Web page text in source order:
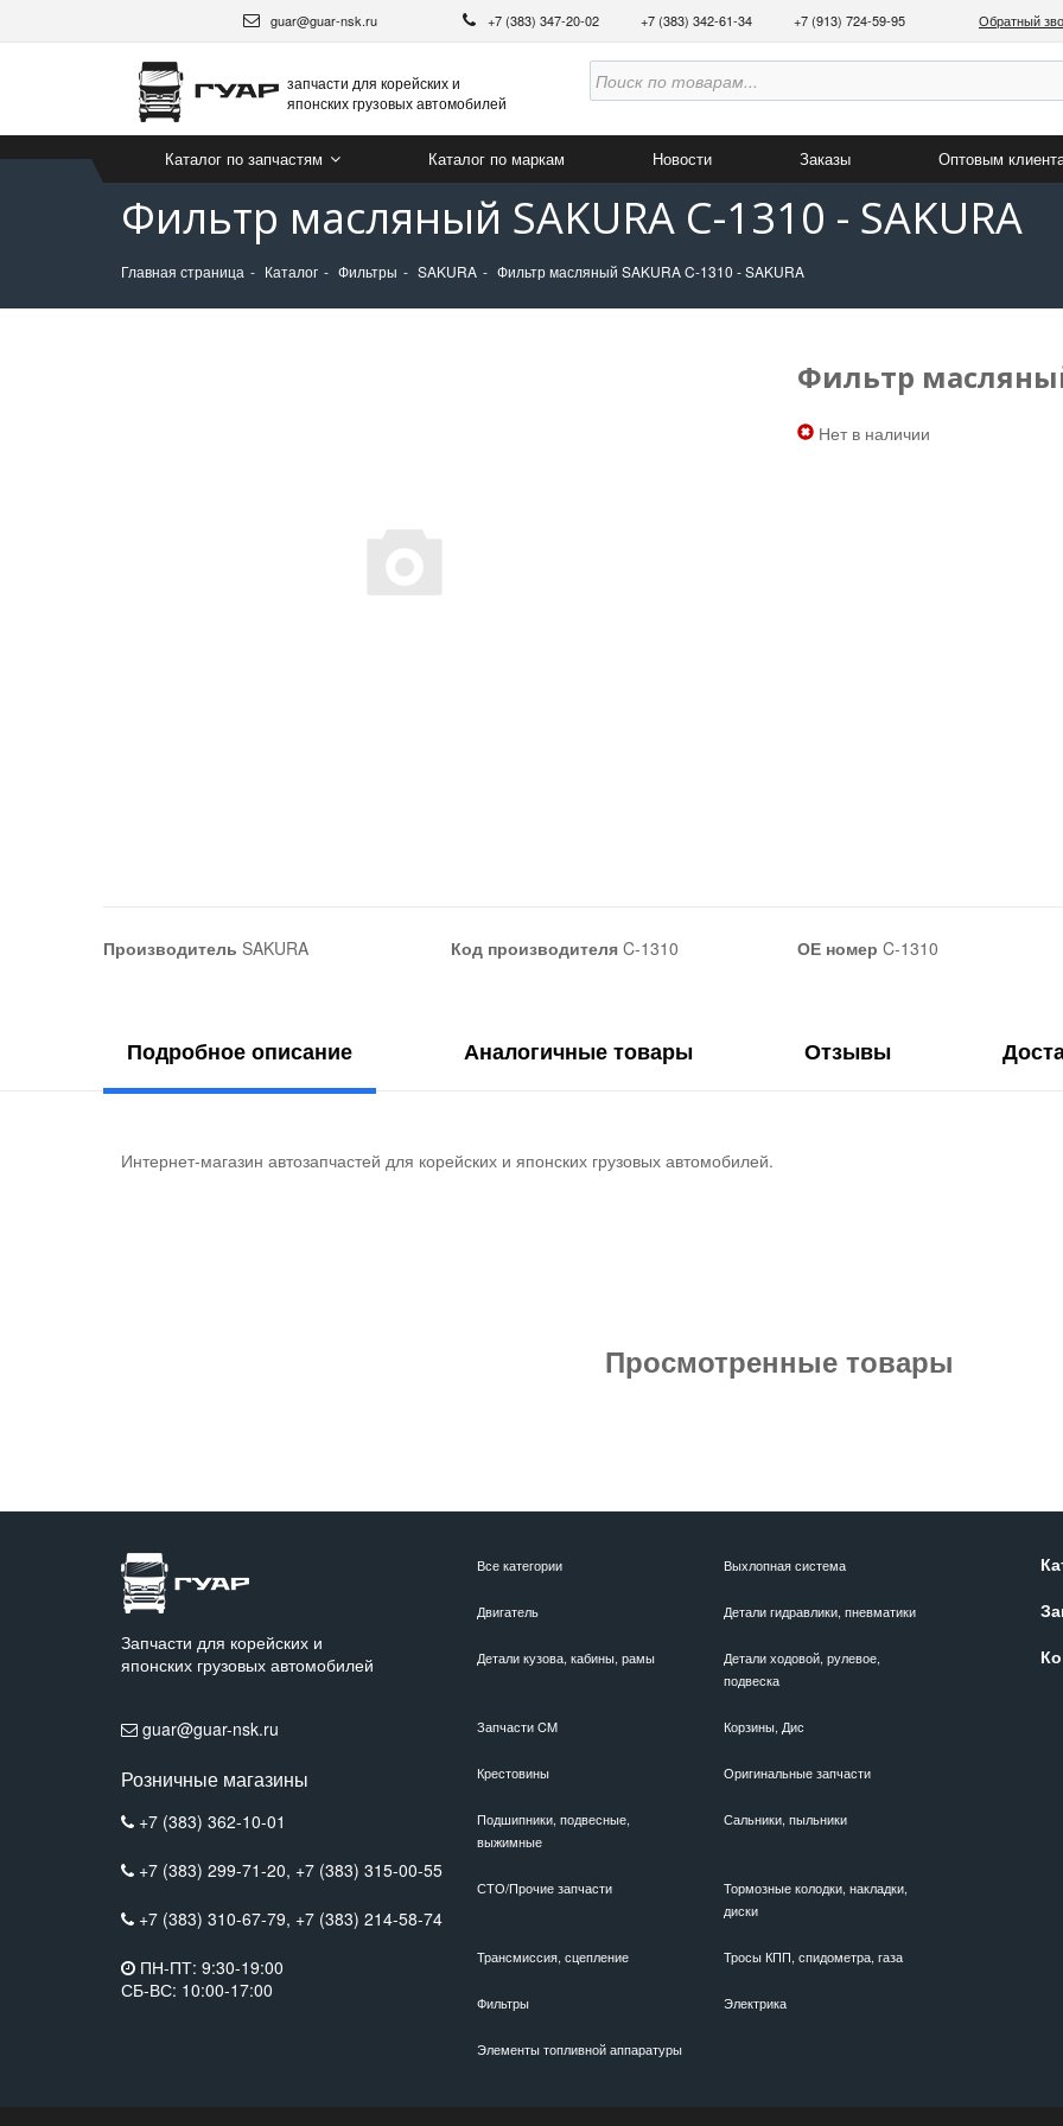
guar@guar-nsk.ru +7 (383) 347-20-02 +7 (383) 342-61-34 +7 (913) 724-59-95 Обратный
запчасти для корейских и
японских грузовых автомобилей
Каталог по запчастям Каталог по маркам Новости Заказы Оптовым
Фильтр масляный SAKURA C-1310 - SAKURA
Главная страница Каталог Фильтры SAKURA Фильтр масляный SAKURA C-1310 - SAKURA
Фильтр масляный
Нет в наличии
Производитель SAKURA Код производителяC-1310 ОЕ номер C-1310
Подробное описание Аналогичные товары Отзывы
Интернет-магазин автозапчастей для корейских и японских грузовых автомобилей.
Просмотренные товары
Запчасти для корейских и
японских грузовых автомобилей
guar@guar-nsk.ru
Розничные магазины
+7 (383) 362-10-01
+7 (383) 299-71-20, +7 (383) 315-00-55
+7 (383) 310-67-79, +7 (383) 214-58-74
ПН-ПТ: 9:30-19:00
СБ-ВС: 10:00-17:00
Все категории Выхлопная система
Двигатель Детали гидравлики, пневматики
Детали кузова, кабины, рамы
Детали ходовой, рулевое,
подвеска
Запчасти CM Корзины, Дис
Крестовины Оригинальные запчасти
Подшипники, подвесные,
выжимные
Сальники, пыльники
СТО/Прочие запчасти
Тормозные колодки, накладки,
диски
Трансмиссия, сцепление Тросы КПП, спидометра, газа
Фильтры Электрика
Элементы топливной аппаратуры